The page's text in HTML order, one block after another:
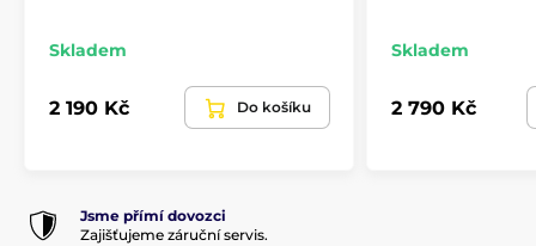
Skladem
2 190 Kč Do košíku
Skladem
2 790 Kč
Jsme přímí dovozci
Zajišťujeme záruční servis.